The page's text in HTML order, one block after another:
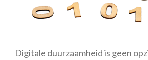
Digitale duurzaamheid is geen